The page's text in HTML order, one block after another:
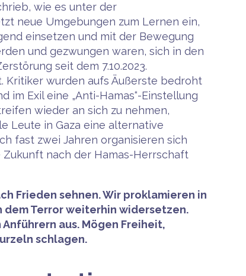
wie es unter der
neue Umgebungen zum Lernen ein,
einsetzen und mit der Bewegung
und gezwungen waren, sich in den
seit dem 7.10.2023.
Kritiker wurden aufs Äußerste bedroht
im Exil eine „Anti-Hamas“-Einstellung
wieder an sich zu nehmen,
Leute in Gaza eine alternative
fast zwei Jahren organisieren sich
nach der Hamas-Herrschaft
Frieden sehnen. Wir proklamieren in
dem Terror weiterhin widersetzen.
aus. Mögen Freiheit,
schlagen.